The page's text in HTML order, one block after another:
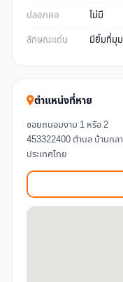
ปลอกคอ
ไม่มี
ลักษณะเด่น
มียิ้มที่มุ
ตำแหน่งที่หาย
ซอยถนอมงาม 1 หรือ 2
453322400 ตำบล บ้านกล
ประเทศไทย